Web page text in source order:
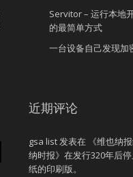
Servitor – 运行本地
的最简单方式
一台设备自己发现加
近期评论
gsa list发表在
《维也纳
纳时报》在发行320年后
纸的印刷版。